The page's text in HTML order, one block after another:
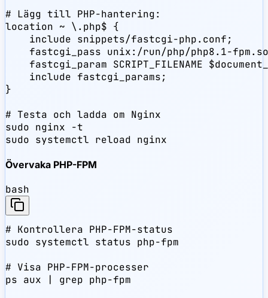
# Lägg till PHP-hantering:
location ~ \.php$ {
    include snippets/fastcgi-php.conf;
fastcgi_pass unix:/run/php/php8.1-
fastcgi_param SCRIPT_FILENAME
    include fastcgi_params;
}
# Testa och ladda om Nginx
sudo nginx -t
sudo systemctl reload nginx
Övervaka PHP-FPM
bash
# Kontrollera PHP-FPM-status
sudo systemctl status php-fpm
# Visa PHP-FPM-processer
ps aux | grep php-fpm